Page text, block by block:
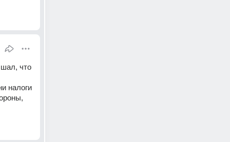
что
налоги